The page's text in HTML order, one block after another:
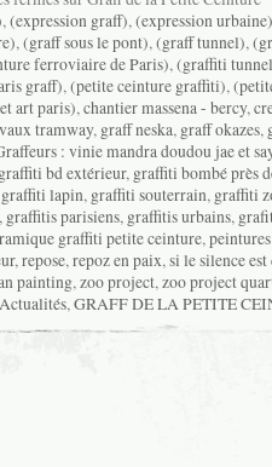
,(expression graff),(expression urbaine)
,(graff sous le pont),(graff tunnel),
ferroviaire de Paris),(graffiti
graff),(petite ceinture graffiti),
art paris),chantier massena - bercy,
tramway, graff neska, graff okazes,
: vinie mandra doudou jae et
graffiti bd extérieur, graffiti bombé près
graffiti lapin, graffiti souterrain, graffiti
, graffitis parisiens, graffitis urbains,
graffiti petite ceinture,
,repose,repoz en paix,si le silence est
painting,zoo project,zoo project
Actualités,GRAFF DE LA PETITE